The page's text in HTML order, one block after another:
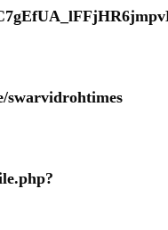
swarvidrohtimes